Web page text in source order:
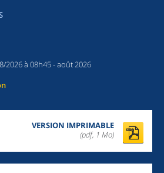
2026 à 08h45- août 2026
VERSION IMPRIMABLE
(pdf, 1 Mo)